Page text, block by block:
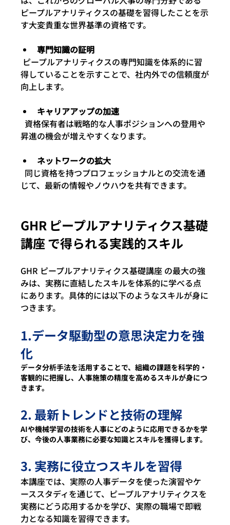
ピープルアナリティクスの基礎を習得したことを示
す大変貴重な世界基準の資格です。
専門知識の証明
得していることを示すことで、社内外での信頼度が
向上します。
キャリアアップの加速
  資格保有者は戦略的な人事ポジションへの登用や
昇進の機会が増えやすくなります。
ネットワークの拡大
じて、最新の情報やノウハウを共有できます。
GHR ピープルアナリティクス基礎
講座 で得られる実践的スキル
GHR ピープルアナリティクス基礎講座 の最大の強
みは、実務に直結したスキルを体系的に学べる点
にあります。具体的には以下のようなスキルが身に
つきます。
1.データ駆動型の意思決定力を強
化
データ分析手法を活用することで、組織の課題を科学的・
客観的に把握し、人事施策の精度を高めるスキルが身につ
きます。
2. 最新トレンドと技術の理解
AIや機械学習の技術を人事にどのように応用できるかを学
び、今後の人事業務に必要な知識とスキルを獲得します。
3. 実務に役立つスキルを習得
本講座では、実際の人事データを使った演習やケ
ーススタディを通じて、ピープルアナリティクスを
実務にどう応用するかを学び、実際の職場で即戦
力となる知識を習得できます。